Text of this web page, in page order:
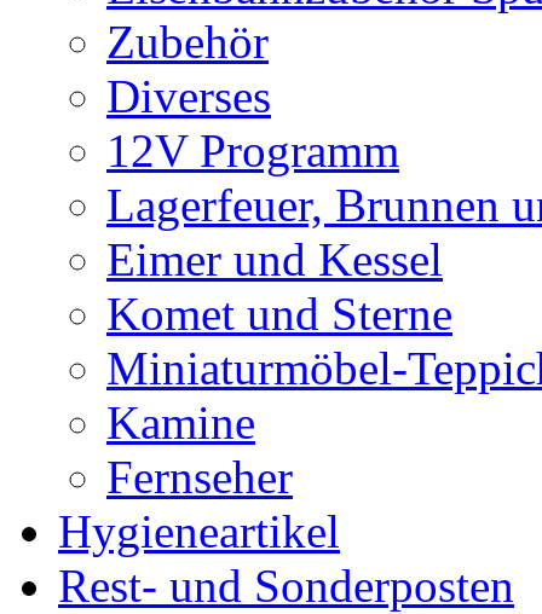
Zubehör
Diverses
12V Programm
Lagerfeuer, Brunnen
Eimer und Kessel
Komet und Sterne
Miniaturmöbel-
Kamine
Fernseher
Hygieneartikel
Rest- und Sonderposten